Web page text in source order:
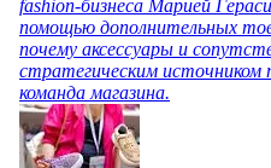
fashion-бизнеса Марией
помощью дополнительных
почему аксессуары и
стратегическим источником
команда магазина.